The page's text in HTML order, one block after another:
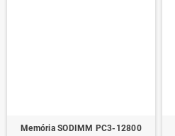
Memória SODIMM PC3-12800